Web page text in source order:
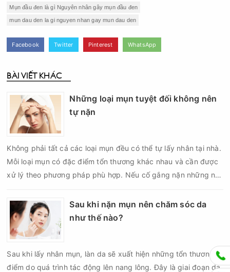
Mụn đầu đen là gì Nguyên nhân gây mụn đầu đen
mun dau den la gi nguyen nhan gay mun dau den
Facebook Twitter Pinterest WhatsApp
BÀI VIẾT KHÁC
Những loại mụn tuyệt đối không nên
tự nặn
Không phải tất cả các loại mụn đều có thể tự lấy nhân tại nhà.
Mỗi loại mụn có đặc điểm tổn thương khác nhau và cần được
xử lý theo phương pháp phù hợp. Nếu cố gắng nặn những nốt
nên nghiêm trọng hơn, làm tăng nguy cơ nhiễm trùng, để lại
thâm hoặc sẹo khó phục hồi.
Sau khi nặn mụn nên chăm sóc da
như thế nào?
Sau khi lấy nhân mụn, làn da sẽ xuất hiện những tổn thương vi
điểm do quá trình tác động lên nang lông. Đây là giai đoạn da